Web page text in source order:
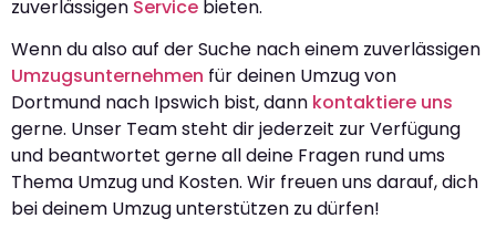
zuverlässigen Service bieten.
Wenn du also auf der Suche nach einem zuverlässigen
Umzugsunternehmen für deinen Umzug von
Dortmund nach Ipswich bist, dann kontaktiere uns
gerne. Unser Team steht dir jederzeit zur Verfügung
und beantwortet gerne all deine Fragen rund ums
Thema Umzug und Kosten. Wir freuen uns darauf, dich
bei deinem Umzug unterstützen zu dürfen!